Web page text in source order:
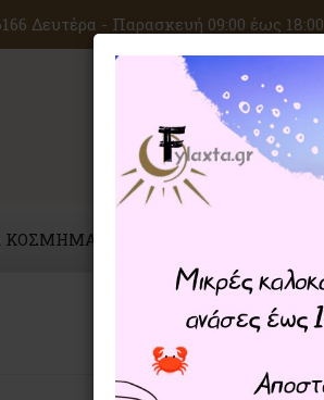
Δευτέρα - Παρασκευή 09:00 έως 18:00
ΚΟΣΜΗΜΑΤΑ